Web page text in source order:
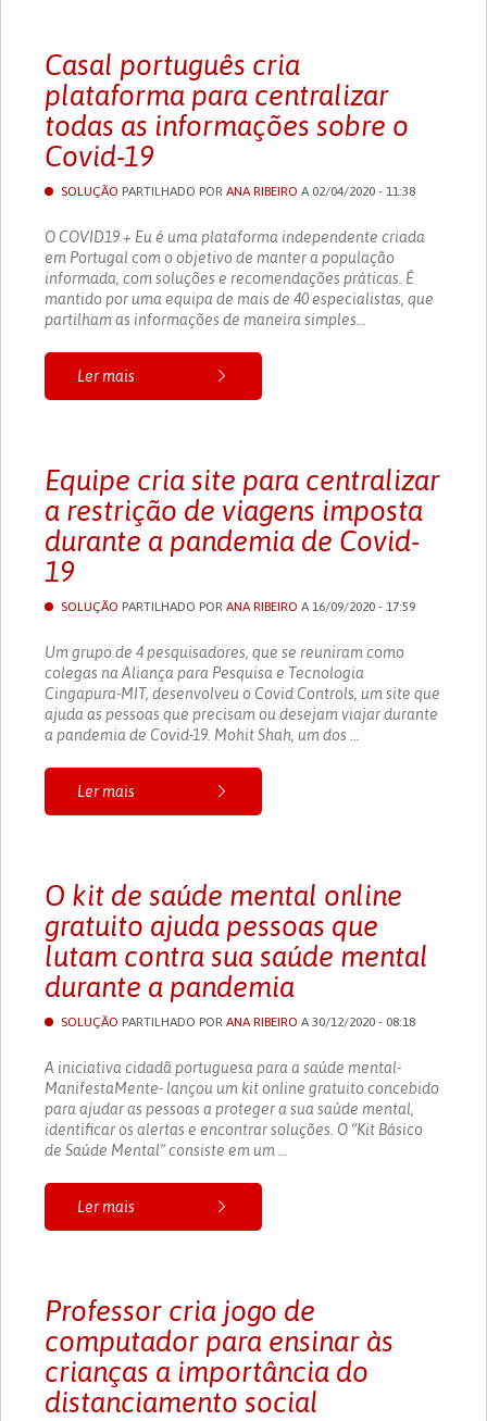
Casal português cria
plataforma para centralizar
todas as informações sobre o
Covid-19
SOLUÇÃO PARTILHADO POR ANA RIBEIRO A 02/04/2020 - 11:38
O COVID19 + Eu é uma plataforma independente criada
em Portugal com o objetivo de manter a população
informada, com soluções e recomendações práticas. É
mantido por uma equipa de mais de 40 especialistas, que
partilham as informações de maneira simples...
Ler mais
Equipe cria site para centralizar
a restrição de viagens imposta
durante a pandemia de Covid-
19
SOLUÇÃO PARTILHADO POR ANA RIBEIRO A 16/09/2020 - 17:59
Um grupo de 4 pesquisadores, que se reuniram como
colegas na Aliança para Pesquisa e Tecnologia
Cingapura-MIT, desenvolveu o Covid Controls, um site que
ajuda as pessoas que precisam ou desejam viajar durante
a pandemia de Covid-19. Mohit Shah, um dos ...
Ler mais
O kit de saúde mental online
gratuito ajuda pessoas que
lutam contra sua saúde mental
durante a pandemia
SOLUÇÃO PARTILHADO POR ANA RIBEIRO A 30/12/2020 - 08:18
A iniciativa cidadã portuguesa para a saúde mental-
ManifestaMente- lançou um kit online gratuito concebido
para ajudar as pessoas a proteger a sua saúde mental,
identificar os alertas e encontrar soluções. O “Kit Básico
de Saúde Mental” consiste em um ...
Ler mais
Professor cria jogo de
computador para ensinar às
crianças a importância do
distanciamento social